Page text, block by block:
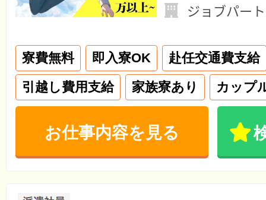
ジョブパー
寮費無料 即入寮OK
赴任交通費支給
引越し費用支給
家族寮あり カップ
お仕事内容を見る